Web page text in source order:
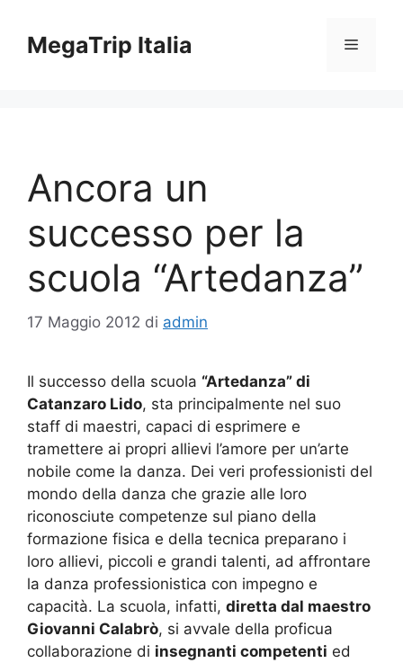
contenuto
MegaTrip Italia Menu
Ancora un
successo per la
scuola “Artedanza”
17 Maggio 2012 di admin
Il successo della scuola “Artedanza” di
Catanzaro Lido, sta principalmente nel suo
staff di maestri, capaci di esprimere e
tramettere ai propri allievi l’amore per un’arte
nobile come la danza. Dei veri professionisti del
mondo della danza che grazie alle loro
riconosciute competenze sul piano della
formazione fisica e della tecnica preparano i
loro allievi, piccoli e grandi talenti, ad affrontare
la danza professionistica con impegno e
capacità. La scuola, infatti, diretta dal maestro
Giovanni Calabrò, si avvale della proficua
collaborazione di insegnanti competenti ed